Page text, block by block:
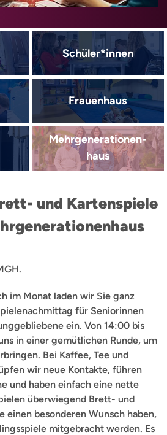
Schüler*innen
Frauenhaus
Mehrgenerationen­
haus
und Kartenspiele
im Monat laden wir Sie ganz
für Seniorinnen
ein. Von 14:00 bis
in einer gemütlichen Runde, um
Bei Kaffee, Tee und
wir neue Kontakte, führen
und haben einfach eine nette
überwiegend Brett- und
einen besonderen Wunsch haben,
mitgebracht werden. Es